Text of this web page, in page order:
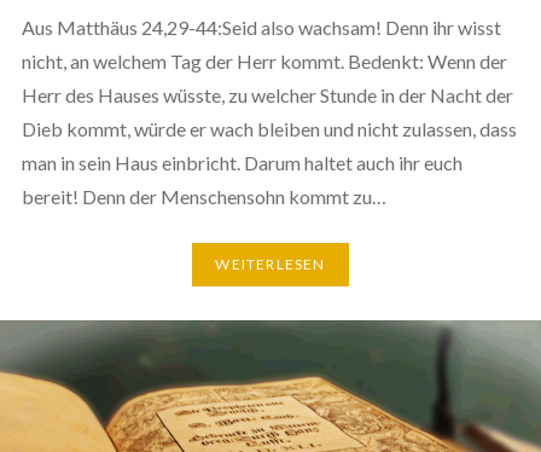
Aus Matthäus 24,29-44:Seid also wachsam! Denn ihr wisst
nicht, an welchem Tag der Herr kommt. Bedenkt: Wenn der
Herr des Hauses wüsste, zu welcher Stunde in der Nacht der
Dieb kommt, würde er wach bleiben und nicht zulassen, dass
man in sein Haus einbricht. Darum haltet auch ihr euch
bereit! Denn der Menschensohn kommt zu…
WEITERLESEN